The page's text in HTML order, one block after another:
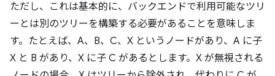
ただし、これは基本的に、バックエンドで利用可能なツリ
ーとは別のツリーを構築する必要があることを意味しま
す。たとえば、A、B、C、X というノードがあり、A に子
X と B があり、X に子 C があるとします。X が無視される